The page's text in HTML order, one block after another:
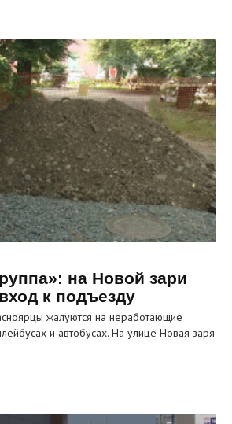
на Новой зари
к подъезду
жалуются на неработающие
и автобусах. На улице Новая заря